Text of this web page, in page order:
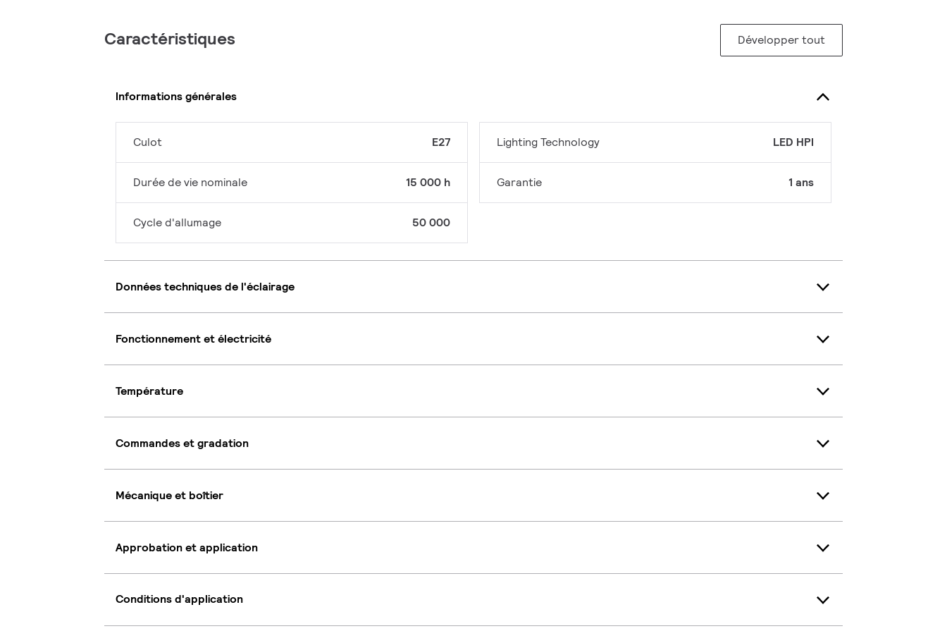
Caractéristiques Développer tout
Informations générales
Culot E27
Durée de vie nominale 15 000 h
Cycle d'allumage 50 000
Lighting Technology LED HPI
Garantie 1 ans
Données techniques de l'éclairage
Fonctionnement et électricité
Température
Commandes et gradation
Mécanique et boîtier
Approbation et application
Conditions d'application